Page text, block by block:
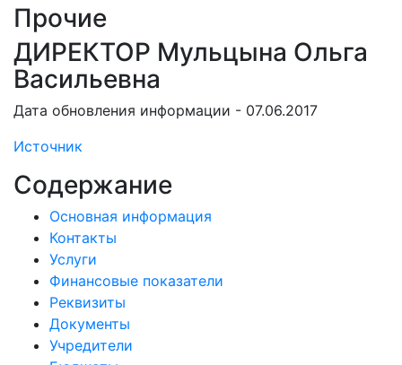
Прочие
ДИРЕКТОР Мульцына Ольга
Васильевна
Дата обновления информации - 07.06.2017
Источник
Содержание
Основная информация
Контакты
Услуги
Финансовые показатели
Реквизиты
Документы
Учредители